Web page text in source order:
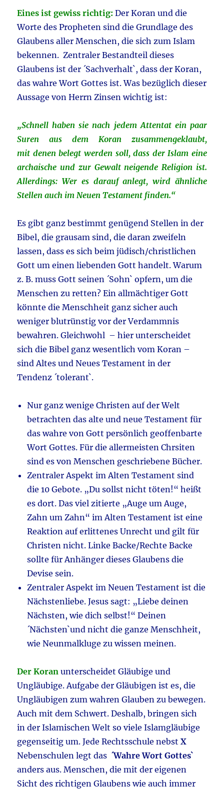
Eines ist gewiss richtig: Der Koran und die
Worte des Propheten sind die Grundlage des
Glaubens aller Menschen, die sich zum Islam
bekennen. Zentraler Bestandteil dieses
Glaubens ist der ´Sachverhalt`, dass der Koran,
das wahre Wort Gottes ist. Was bezüglich dieser
Aussage von Herrn Zinsen wichtig ist:
„Schnell haben sie nach jedem Attentat ein paar
Suren aus dem Koran zusammengeklaubt,
mit denen belegt werden soll, dass der Islam eine
archaische und zur Gewalt neigende Religion ist.
Allerdings: Wer es darauf anlegt, wird ähnliche
Stellen auch im Neuen Testament finden.“
Es gibt ganz bestimmt genügend Stellen in der
Bibel, die grausam sind, die daran zweifeln
lassen, dass es sich beim jüdisch/christlichen
Gott um einen liebenden Gott handelt. Warum
z. B. muss Gott seinen ´Sohn` opfern, um die
Menschen zu retten? Ein allmächtiger Gott
könnte die Menschheit ganz sicher auch
weniger blutrünstig vor der Verdammnis
bewahren. Gleichwohl – hier unterscheidet
sich die Bibel ganz wesentlich vom Koran –
sind Altes und Neues Testament in der
Tendenz ´tolerant`.
Nur ganz wenige Christen auf der Welt
betrachten das alte und neue Testament für
das wahre von Gott persönlich geoffenbarte
Wort Gottes. Für die allermeisten Chrsiten
sind es von Menschen geschriebene Bücher.
Zentraler Aspekt im Alten Testament sind
die 10 Gebote. „Du sollst nicht töten!“ heißt
es dort. Das viel zitierte „Auge um Auge,
Zahn um Zahn“ im Alten Testament ist eine
Reaktion auf erlittenes Unrecht und gilt für
Christen nicht. Linke Backe/Rechte Backe
sollte für Anhänger dieses Glaubens die
Devise sein.
Zentraler Aspekt im Neuen Testament ist die
Nächstenliebe. Jesus sagt: „Liebe deinen
Nächsten, wie dich selbst!“ Deinen
´Nächsten`und nicht die ganze Menschheit,
wie Neunmalkluge zu wissen meinen.
Der Koran unterscheidet Gläubige und
Ungläubige. Aufgabe der Gläubigen ist es, die
Ungläubigen zum wahren Glauben zu bewegen.
Auch mit dem Schwert. Deshalb, bringen sich
in der Islamischen Welt so viele Islamgläubige
gegenseitig um. Jede Rechtsschule nebstX
Nebenschulen legt das ´Wahre Wort Gottes`
anders aus. Menschen, die mit der eigenen
Sicht des richtigen Glaubens wie auch immer